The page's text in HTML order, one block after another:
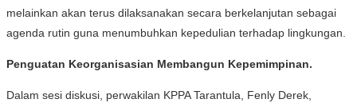
melainkan akan terus dilaksanakan secara berkelanjutan sebagai
agenda rutin guna menumbuhkan kepedulian terhadap lingkungan.
Penguatan Keorganisasian Membangun Kepemimpinan.
Dalam sesi diskusi, perwakilan KPPA Tarantula, Fenly Derek,